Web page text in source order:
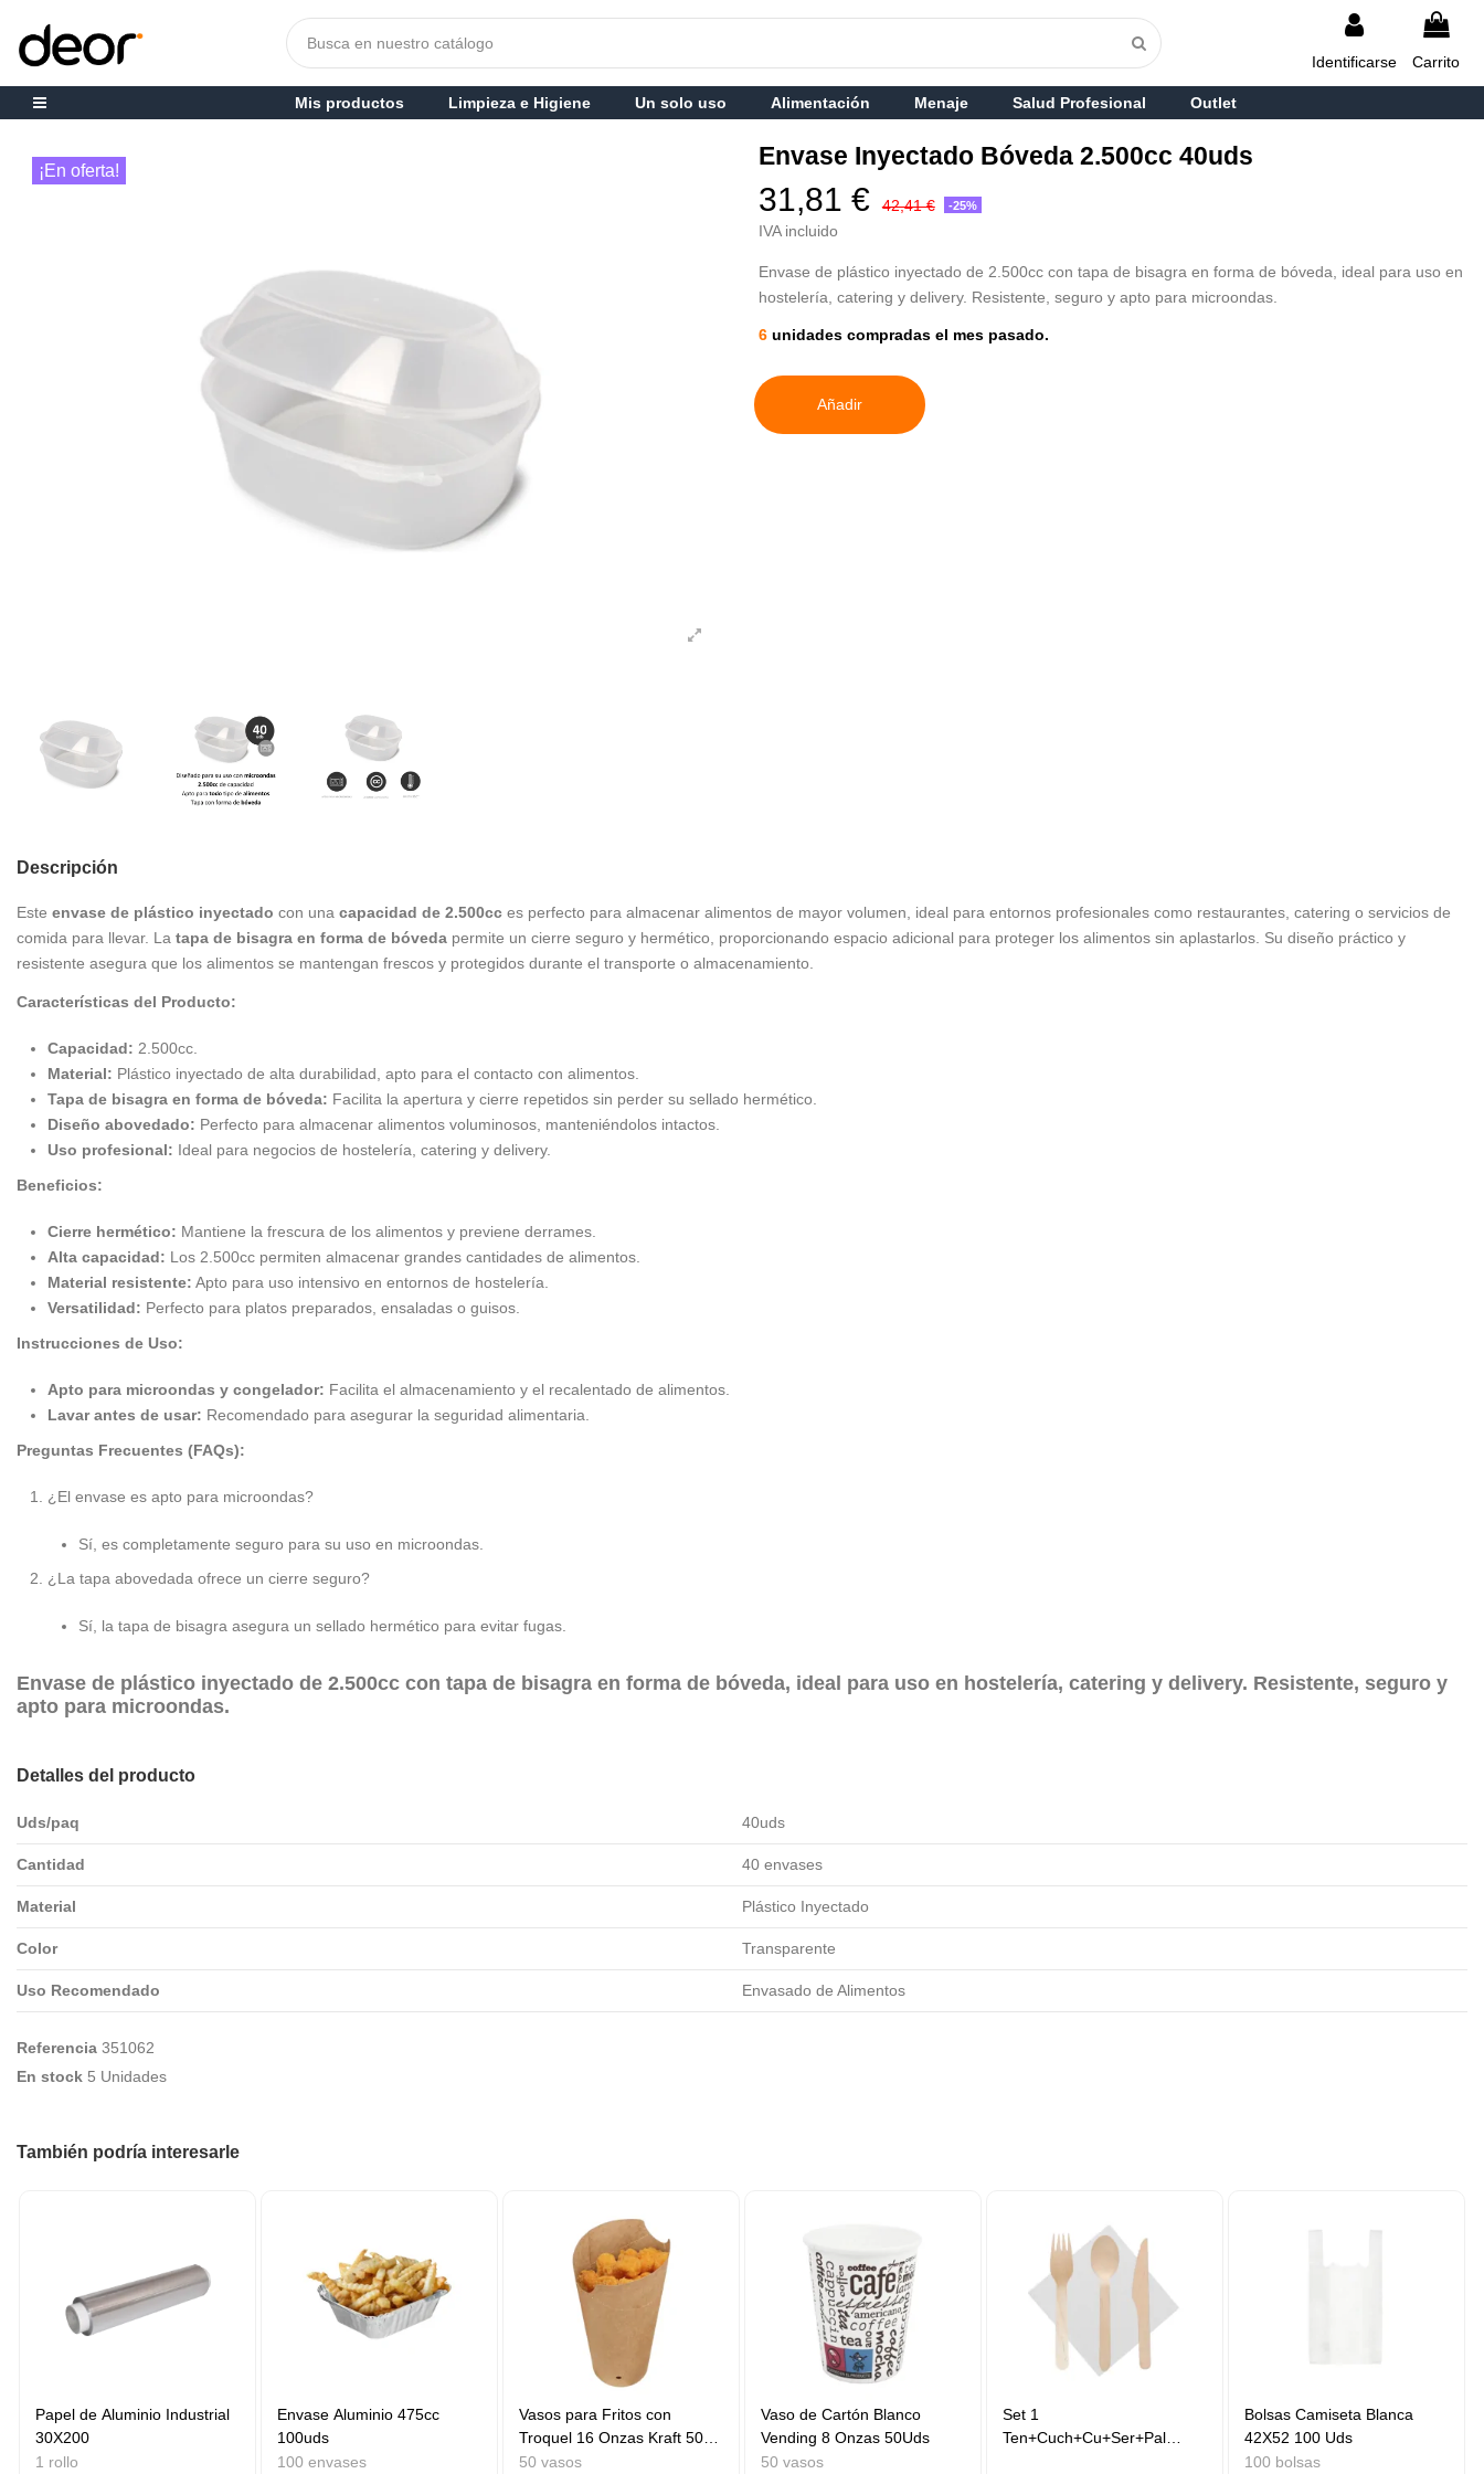
Identificarse Carrito
Mis productos Limpieza e Higiene Un solo uso Alimentación Menaje Salud Profesional Outlet
¡En oferta!
Envase Inyectado Bóveda 2.500cc 40uds
31,81 € 42,41 € -25%
IVA incluido
Envase de plástico inyectado de 2.500cc con tapa de bisagra en forma de bóveda, ideal para uso en
hostelería, catering y delivery. Resistente, seguro y apto para microondas.
6 unidades compradas el mes pasado.
Añadir
Descripción
Este envase de plástico inyectado con una capacidad de 2.500cc es perfecto para almacenar alimentos de mayor volumen, ideal para entornos profesionales como restaurantes, catering o servicios de
comida para llevar. La tapa de bisagra en forma de bóveda permite un cierre seguro y hermético, proporcionando espacio adicional para proteger los alimentos sin aplastarlos. Su diseño práctico y
resistente asegura que los alimentos se mantengan frescos y protegidos durante el transporte o almacenamiento.
Características del Producto:
Capacidad: 2.500cc.
Material: Plástico inyectado de alta durabilidad, apto para el contacto con alimentos.
Tapa de bisagra en forma de bóveda: Facilita la apertura y cierre repetidos sin perder su sellado hermético.
Diseño abovedado: Perfecto para almacenar alimentos voluminosos, manteniéndolos intactos.
Uso profesional: Ideal para negocios de hostelería, catering y delivery.
Beneficios:
Cierre hermético: Mantiene la frescura de los alimentos y previene derrames.
Alta capacidad: Los 2.500cc permiten almacenar grandes cantidades de alimentos.
Material resistente: Apto para uso intensivo en entornos de hostelería.
Versatilidad: Perfecto para platos preparados, ensaladas o guisos.
Instrucciones de Uso:
Apto para microondas y congelador: Facilita el almacenamiento y el recalentado de alimentos.
Lavar antes de usar: Recomendado para asegurar la seguridad alimentaria.
Preguntas Frecuentes (FAQs):
¿El envase es apto para microondas?
Sí, es completamente seguro para su uso en microondas.
¿La tapa abovedada ofrece un cierre seguro?
Sí, la tapa de bisagra asegura un sellado hermético para evitar fugas.
Envase de plástico inyectado de 2.500cc con tapa de bisagra en forma de bóveda, ideal para uso en hostelería, catering y delivery. Resistente, seguro y
apto para microondas.
Detalles del producto
Uds/paq 40uds
Cantidad 40 envases
Material Plástico Inyectado
Color Transparente
Uso Recomendado Envasado de Alimentos
Referencia 351062
En stock 5 Unidades
También podría interesarle
Papel de Aluminio Industrial
30X200
1 rollo
Envase Aluminio 475cc
100uds
100 envases
Vasos para Fritos con
Troquel 16 Onzas Kraft 50
Uds
50 vasos
Vaso de Cartón Blanco
Vending 8 Onzas 50Uds
50 vasos
Set 1
Ten+Cuch+Cu+Ser+Pal
Bolsas Camiseta Blanca
42X52 100 Uds
100 bolsas